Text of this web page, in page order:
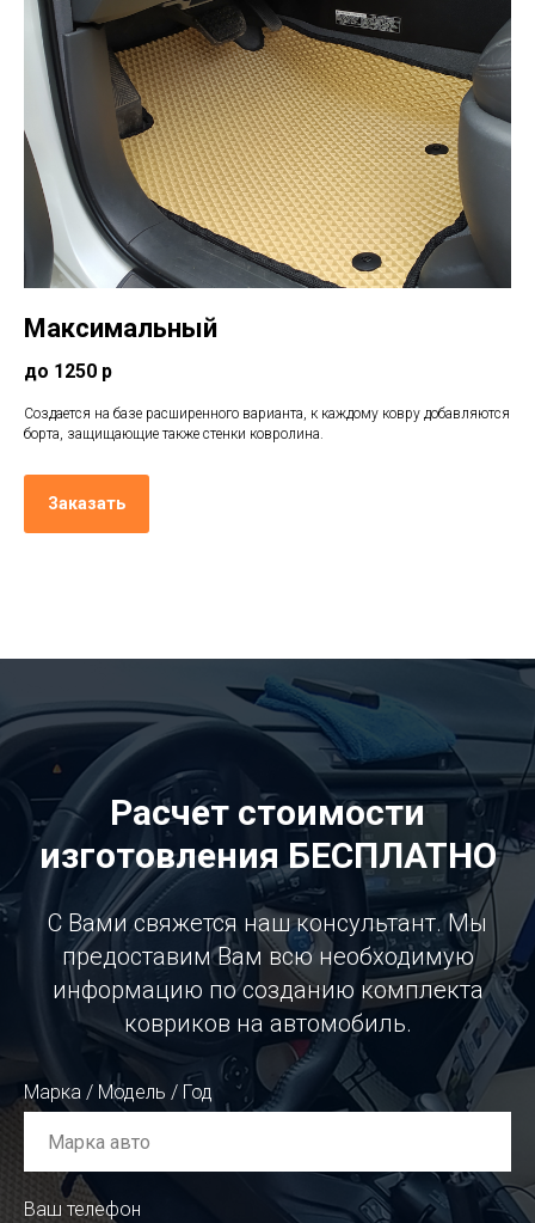
Максимальный
до 1250 р
Создается на базе расширенного варианта, к каждому ковру добавляются
борта, защищающие также стенки ковролина.
Заказать
Расчет стоимости
изготовления БЕСПЛАТНО
С Вами свяжется наш консультант. Мы
предоставим Вам всю необходимую
информацию по созданию комплекта
ковриков на автомобиль.
Марка / Модель / Год
Ваш телефон